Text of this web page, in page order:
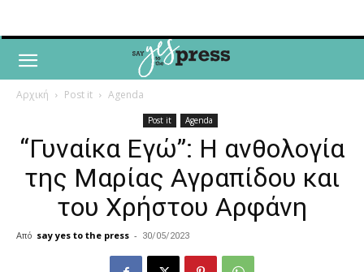
Αρχική Post it Agenda
Post it Agenda
“Γυναίκα Εγώ”: Η ανθολογία
της Μαρίας Αγραπίδου και
του Χρήστου Αρφάνη
Από say yes to the press - 30/05/2023